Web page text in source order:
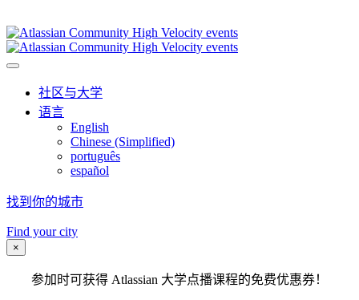
社区与大学
语言
English
Chinese (Simplified)
português
español
找到你的城市
Find your city
×
参加时可获得 Atlassian 大学点播课程的免费优惠券！